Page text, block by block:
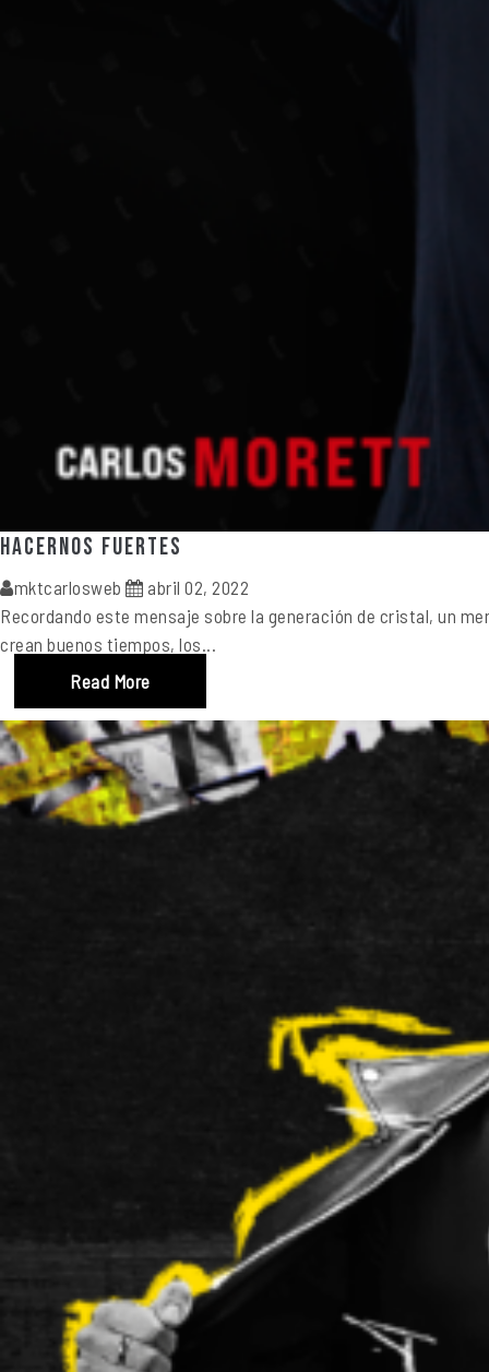
Hacernos Fuertes
mktcarlosweb
abril 02, 2022
Recordando este mensaje sobre la generación de cristal, un
crean buenos tiempos, los...
Read More